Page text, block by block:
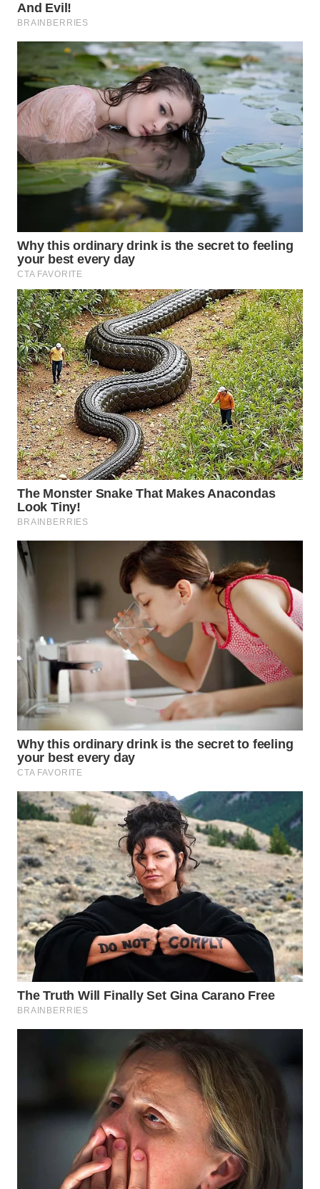
NATUNA
WN
BINTAN
WN
MANDALIKA
WN
WN
LABUANBAJO
WN
BORNEO
Wahana
Media
Group
WAHANA
NEWS
WAHANA
TANI
WAHANA
INFRASTRUKTUR
KONSUMEN
WAHANA
LISTRIK
WAHANA
TRAVEL
TV
WAHANANEWS
ID
WAHANANEWS
CO ID
WAHANANEWS
WAHANA
SPORT